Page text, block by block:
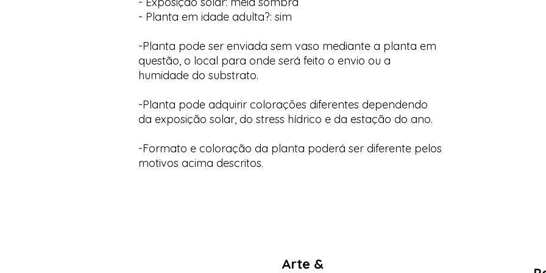
- Planta em idade adulta?: sim
-Planta pode ser enviada sem vaso mediante a planta em
questão, o local para onde será feito o envio ou a
humidade do substrato.
-Planta pode adquirir colorações diferentes dependendo
da exposição solar, do stress hídrico e da estação do ano.
-Formato e coloração da planta poderá ser diferente pelos
motivos acima descritos.
Arte &